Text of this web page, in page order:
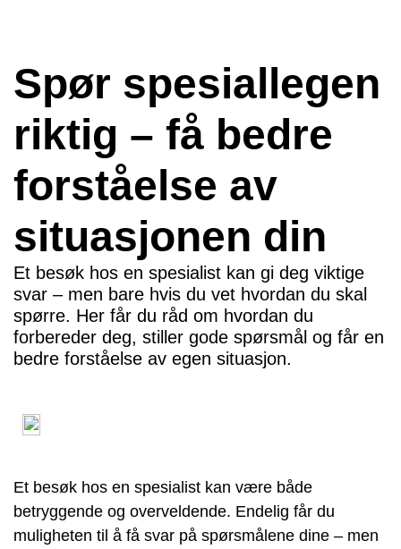
Spør spesiallegen
riktig – få bedre
forståelse av
situasjonen din
Et besøk hos en spesialist kan gi deg viktige
svar – men bare hvis du vet hvordan du skal
spørre. Her får du råd om hvordan du
forbereder deg, stiller gode spørsmål og får en
bedre forståelse av egen situasjon.
Et besøk hos en spesialist kan være både
betryggende og overveldende. Endelig får du
muligheten til å få svar på spørsmålene dine – men